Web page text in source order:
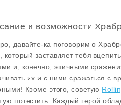
и возможности
давайте-ка поговорим о
заставляет тебя
и, конечно, эпичными
их и с ними сражаться с
Кроме этого, советую
потестить. Каждый герой